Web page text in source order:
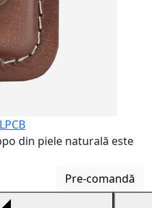
din piele naturală este
Pre-comandă